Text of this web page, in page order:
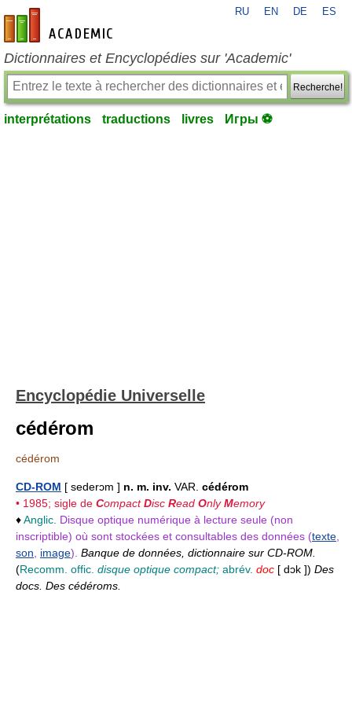
fr-academic.com
RU EN DE ES
Dictionnaires et Encyclopédies sur 'Academic'
Recherche!
interprétations traductions livres Игры ⚽
Encyclopédie Universelle
cédérom
cédérom
CD-ROM [ sederɔm ] n. m. inv. VAR. cédérom
• 1985; sigle de Compact Disc Read Only Memory
♦Anglic. Disque optique numérique à lecture seule (non
inscriptible) où sont stockées et consultables des données (texte
son
image). Banque de données, dictionnaire sur CD-ROM.
(Recomm. offic. disque optique compact; abrév. doc [ dɔk ]) Des
docs. Des cédéroms.